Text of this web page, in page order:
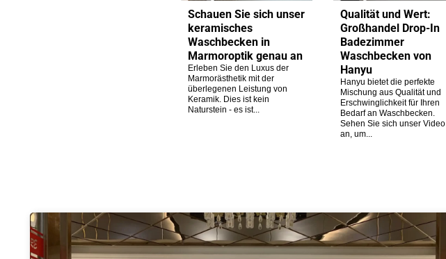
Schauen Sie sich unser
keramisches
Waschbecken in
Marmoroptik genau an
Erleben Sie den Luxus der
Marmorästhetik mit der
überlegenen Leistung von
Keramik. Dies ist kein
Naturstein - es ist...
Qualität und Wert:
Großhandel Drop-In
Badezimmer
Waschbecken von
Hanyu
Hanyu bietet die perfekte
Mischung aus Qualität und
Erschwinglichkeit für Ihren
Bedarf an Waschbecken.
Sehen Sie sich unser Video
an, um...